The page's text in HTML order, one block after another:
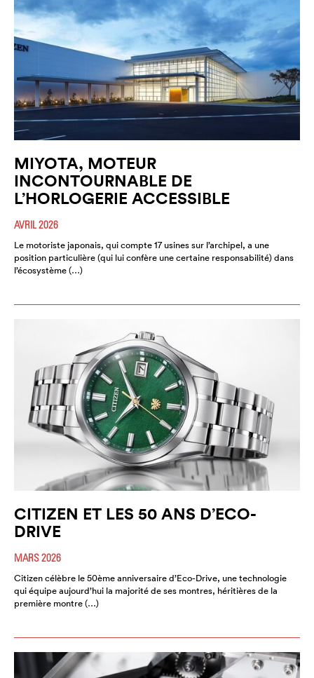
MIYOTA, MOTEUR
INCONTOURNABLE DE
L’HORLOGERIE ACCESSIBLE
AVRIL 2026
Le motoriste japonais, qui compte 17 usines sur l’archipel, a une
position particulière (qui lui confère une certaine responsabilité) dans
l’écosystème (…)
CITIZEN ET LES 50 ANS D’ECO-
DRIVE
MARS 2026
Citizen célèbre le 50ème anniversaire d’Eco-Drive, une technologie
qui équipe aujourd’hui la majorité de ses montres, héritières de la
première montre (…)